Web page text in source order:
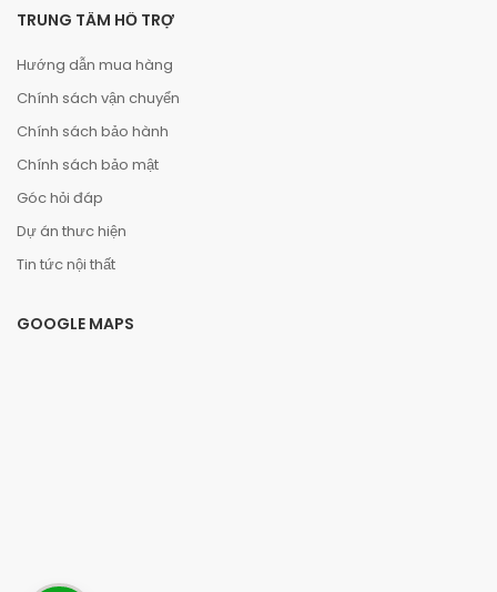
TRUNG TÂM HỖ TRỢ
Hướng dẫn mua hàng
Chính sách vận chuyển
Chính sách bảo hành
Chính sách bảo mật
Góc hỏi đáp
Dự án thưc hiện
Tin tức nội thất
GOOGLE MAPS